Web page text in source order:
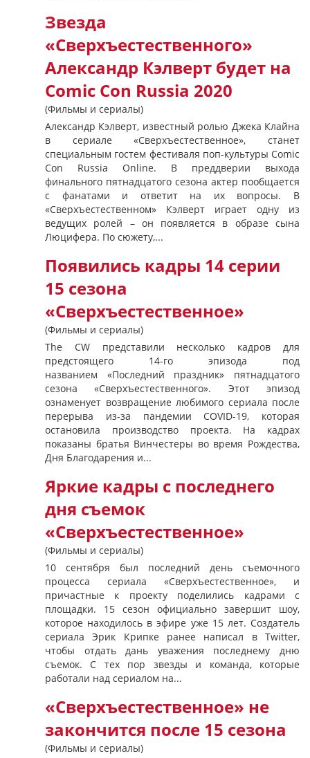
Звезда
«Сверхъестественного»
Александр Кэлверт будет на
Comic Con Russia 2020
(Фильмы и сериалы)
Александр Кэлверт, известный ролью Джека Клайна
в сериале «Сверхъестественное», станет
специальным гостем фестиваля поп-культуры Comic
Con Russia Online. В преддверии выхода
финального пятнадцатого сезона актер пообщается
с фанатами и ответит на их вопросы. В
«Сверхъестественном» Кэлверт играет одну из
ведущих ролей – он появляется в образе сына
Люцифера. По сюжету,...
Появились кадры 14 серии
15 сезона
«Сверхъестественное»
(Фильмы и сериалы)
The CW представили несколько кадров для
предстоящего 14-го эпизода под
названием «Последний праздник» пятнадцатого
сезона «Сверхъестественного». Этот эпизод
ознаменует возвращение любимого сериала после
перерыва из-за пандемии COVID-19, которая
остановила производство проекта. На кадрах
показаны братья Винчестеры во время Рождества,
Дня Благодарения и...
Яркие кадры с последнего
дня съемок
«Сверхъестественное»
(Фильмы и сериалы)
10 сентября был последний день съемочного
процесса сериала «Сверхъестественное», и
причастные к проекту поделились кадрами с
площадки. 15 сезон официально завершит шоу,
которое находилось в эфире уже 15 лет. Создатель
сериала Эрик Крипке ранее написал в Twitter,
чтобы отдать дань уважения последнему дню
съемок. С тех пор звезды и команда, которые
работали над сериалом на...
«Сверхъестественное» не
закончится после 15 сезона
(Фильмы и сериалы)